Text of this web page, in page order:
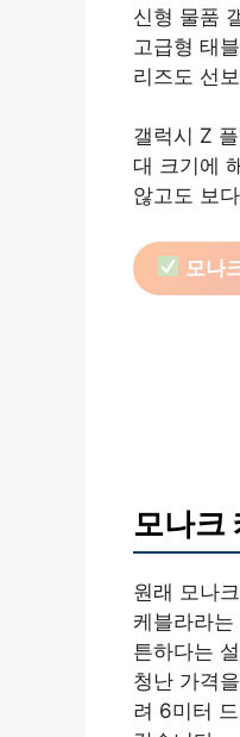
신형 물품
고급형 태
리즈도 선
갤럭시 Z
대 크기에
않고도 보
모나
모나크
원래 모나
케블라라
튼하다는
청난 가격
려 6미터